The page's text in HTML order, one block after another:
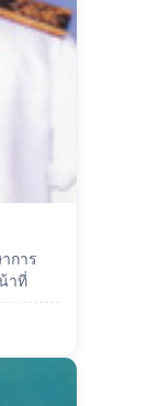
การ
าที่